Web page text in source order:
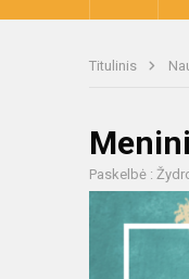
Titulinis
Paskelbė :